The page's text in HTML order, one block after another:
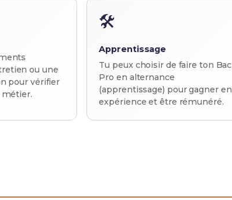
ou une
pour vérifier
🛠️
Apprentissage
Tu peux choisir de faire ton Bac
Pro en alternance
(apprentissage) pour gagner en
expérience et être rémunéré.